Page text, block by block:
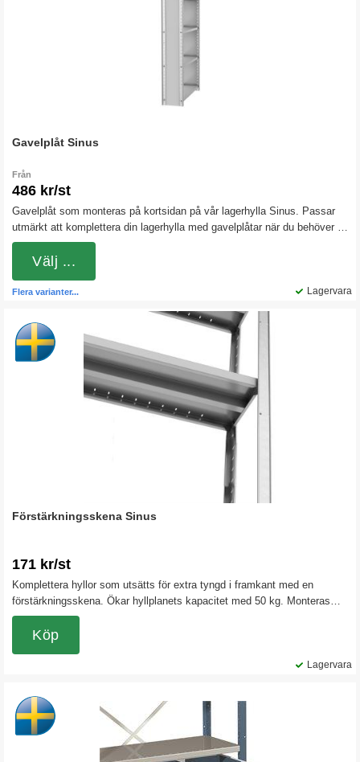
Gavelplåt Sinus
Från
486 kr/st
Gavelplåt som monteras på kortsidan på vår lagerhylla Sinus. Passar
utmärkt att komplettera din lagerhylla med gavelplåtar när du behöver få
slutna sidor. Gavelplåten ger ett bra skydd mot damm och förhindrar att
föremål faller av lagerhyllan.
Lagervara
Flera varianter...
Välj ...
Förstärkningsskena Sinus
171 kr/st
Komplettera hyllor som utsätts för extra tyngd i framkant med en
förstärkningsskena. Ökar hyllplanets kapacitet med 50 kg. Monteras
under hyllplanet och är avsedd för hyllplan som är 1000 mm breda.
Lagervara
Köp